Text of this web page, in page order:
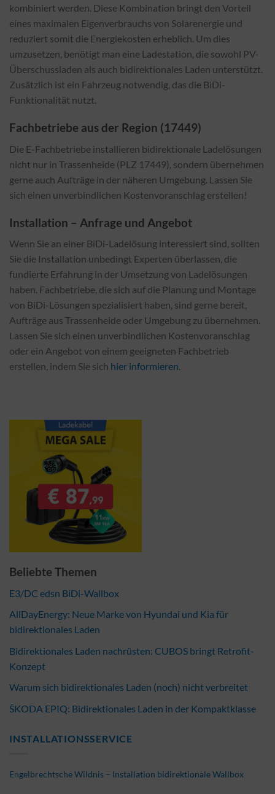
kombiniert werden. Diese Kombination bringt den Vorteil
eines maximalen Eigenverbrauchs von Solarenergie und
reduziert somit die Energiekosten erheblich. Um dies
umzusetzen, benötigt man eine Ladestation, die sowohl PV-
Überschussladen als auch bidirektionales Laden unterstützt.
Zusätzlich ist ein Fahrzeug notwendig, das die BiDi-
Funktionalität nutzt.
Fachbetriebe aus der Region (17449)
Die E-Fachbetriebe installieren bidirektionale Ladelösungen
nicht nur in Trassenheide (PLZ 17449), sondern übernehmen
gerne auch Aufträge in der näheren Umgebung. Lassen Sie
sich einen unverbindlichen Kostenvoranschlag erstellen!
Installation – Anfrage und Angebot
Wenn Sie an einer BiDi-Ladelösung interessiert sind, sollten
Sie die Installation unbedingt Experten überlassen, die
fundierte Erfahrung in der Umsetzung von Ladelösungen
haben. Fachbetriebe, die sich auf die Planung und Montage
von BiDi-Lösungen spezialisiert haben, sind gerne bereit,
Aufträge aus Trassenheide oder Umgebung zu übernehmen.
Lassen Sie sich einen unverbindlichen Kostenvoranschlag
oder ein Angebot von einem geeigneten Fachbetrieb
erstellen, indem Sie sich hier informieren.
Beliebte Themen
E3/DC edsn BiDi-Wallbox
AllDayEnergy: Neue Marke von Hyundai und Kia für
bidirektionales Laden
Bidirektionales Laden nachrüsten: CUBOS bringt Retrofit-
Konzept
Warum sich bidirektionales Laden (noch) nicht verbreitet
ŠKODA EPIQ: Bidirektionales Laden in der Kompaktklasse
INSTALLATIONSSERVICE
Engelbrechtsche Wildnis – Installation bidirektionale Wallbox